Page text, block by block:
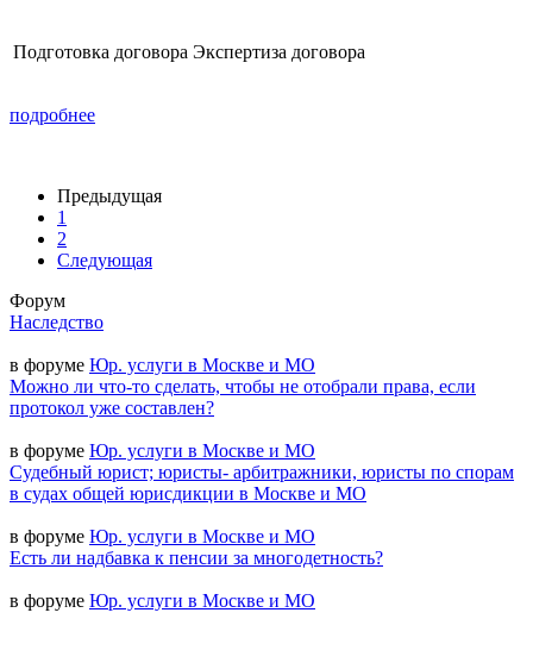
Подготовка договора Экспертиза договора
подробнее
Предыдущая
1
2
Следующая
Форум
Наследство
в форуме Юр. услуги в Москве и МО
Можно ли что-то сделать, чтобы не отобрали права, если
протокол уже составлен?
в форуме Юр. услуги в Москве и МО
Судебный юрист; юристы- арбитражники, юристы по спорам
в судах общей юрисдикции в Москве и МО
в форуме Юр. услуги в Москве и МО
Есть ли надбавка к пенсии за многодетность?
в форуме Юр. услуги в Москве и МО